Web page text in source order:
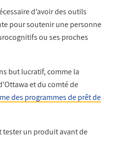
d’avoir des outils
pour soutenir une personne
ou ses proches
but lucratif, comme la
et du comté de
des programmes de prêt de
tester un produit avant de